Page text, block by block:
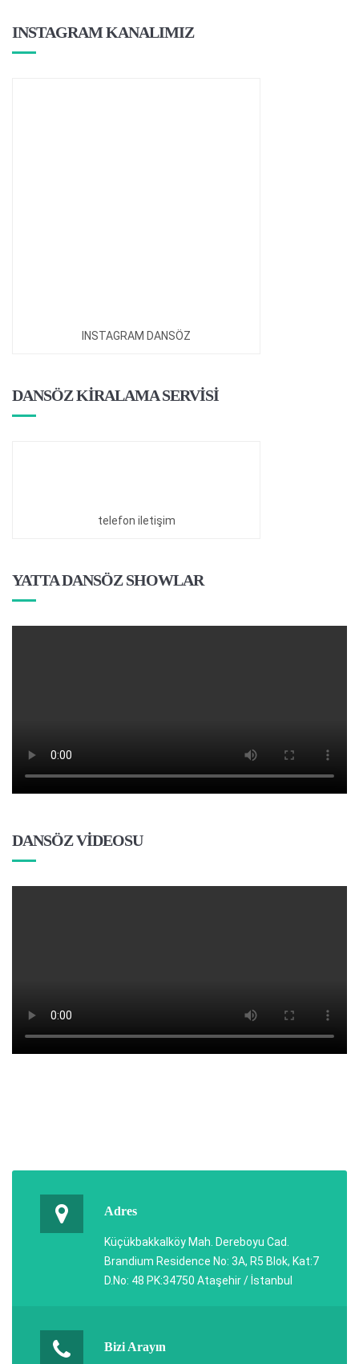
INSTAGRAM KANALIMIZ
INSTAGRAM DANSÖZ
DANSÖZ KİRALAMA SERVİSİ
telefon iletişim
YATTA DANSÖZ SHOWLAR
DANSÖZ VİDEOSU
Adres
Küçükbakkalköy Mah. Dereboyu Cad.
Brandium Residence No: 3A, R5 Blok, Kat:7
D.No: 48 PK:34750 Ataşehir / İstanbul
Bizi Arayın